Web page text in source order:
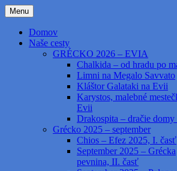
Preskočiť
na
obsahkapab.sk
roads and no roads
Menu
Domov
Naše cesty
GRÉCKO 2026 – EVIA
Chalkida – od hradu po
Limni na Megalo Savvato
Kláštor Galataki na Evii
Karystos, malebné
Evii
Drakospita – dračie
Grécko 2025 – september
Chios – Efez 2025, I. časť
September 2025 – Grécka
pevnina, II. časť